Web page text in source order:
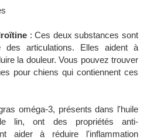
: Ces deux substances sont
des articulations. Elles aident à
la douleur. Vous pouvez trouver
pour chiens qui contiennent ces
oméga-3, présents dans l'huile
lin, ont des propriétés anti-
aider à réduire l'inflammation